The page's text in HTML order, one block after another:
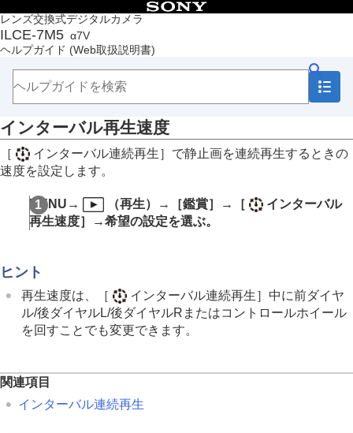
レンズ交換式デジタルカメラ
ILCE-7M5 α7V
ヘルプガイド (Web取扱説明書)
目次
トップページ
ヘルプガイドの使いかた
本体と付属品を確認する
本機の基本操作
準備/基本的な撮影
MENU一覧から機能を探す
撮影機能を活用する
再生する
この章の目次
静止画を再生する
再生画像を拡大する（拡大）
拡大の初期倍率
拡大の初期位置
回転表示）
再生/モニタリング音量
インターバル再生速度
［ インターバル連続再生］ で静止画を連続再生するときの
速度を設定します。
MENU→ （再生）→ ［鑑賞］ → ［
インターバル
再生速度］
→希望の設定を選ぶ。
ヒント
再生速度は、 ［ インターバル連続再生］ 中に前ダイヤ
ル/後ダイヤルL/後ダイヤルRまたはコントロールホイール
を回すことでも変更できます。
関連項目
インターバル連続再生